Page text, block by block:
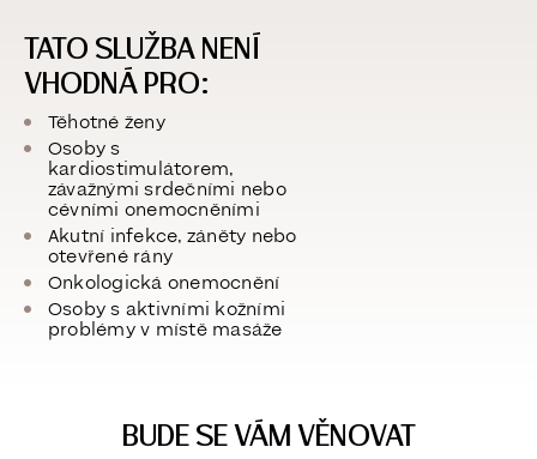
TATO SLUŽBA NENÍ
VHODNÁ PRO:
Těhotné ženy
Osoby s
kardiostimulátorem,
závažnými srdečními nebo
cévními onemocněními
Akutní infekce, záněty nebo
otevřené rány
Onkologická onemocnění
Osoby s aktivními kožními
problémy v místě masáže
BUDE SE VÁM VĚNOVAT